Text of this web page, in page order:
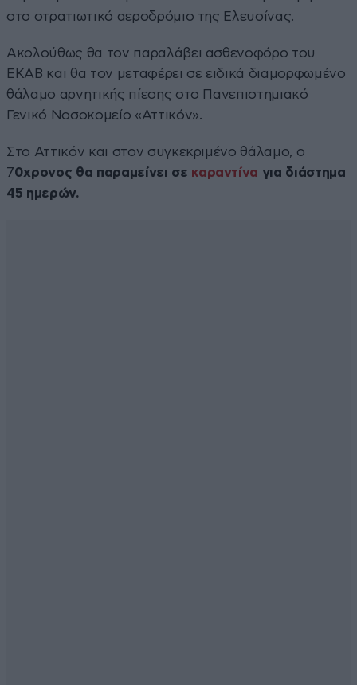
στο στρατιωτικό αεροδρόμιο της Ελευσίνας.
Ακολούθως θα τον παραλάβει ασθενοφόρο του
ΕΚΑΒ και θα τον μεταφέρει σε ειδικά διαμορφωμένο
θάλαμο αρνητικής πίεσης στο Πανεπιστημιακό
Γενικό Νοσοκομείο «Αττικόν».
Στο Αττικόν και στον συγκεκριμένο θάλαμο, ο
70χρονος θα παραμείνει σε καραντίνα για διάστημα
45 ημερών.